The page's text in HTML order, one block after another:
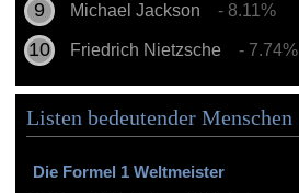
Michael Jackson - 8.11%
Friedrich Nietzsche - 7.74%
Listen bedeutender Menschen
Die Formel 1 Weltmeister